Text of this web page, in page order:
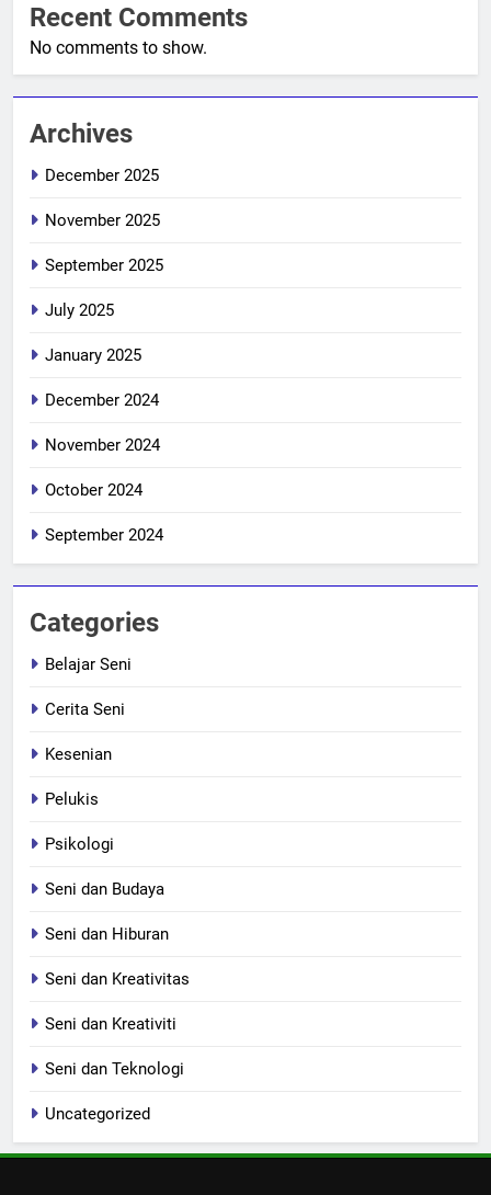
Recent Comments
No comments to show.
Archives
December 2025
November 2025
September 2025
July 2025
January 2025
December 2024
November 2024
October 2024
September 2024
Categories
Belajar Seni
Cerita Seni
Kesenian
Pelukis
Psikologi
Seni dan Budaya
Seni dan Hiburan
Seni dan Kreativitas
Seni dan Kreativiti
Seni dan Teknologi
Uncategorized